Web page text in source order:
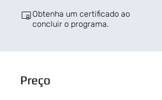
Obtenha um certificado ao
concluir o programa.
Preço